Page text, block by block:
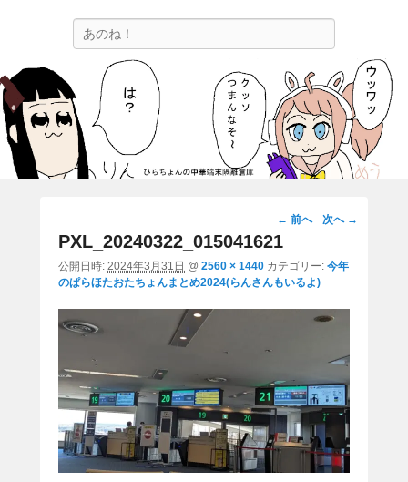
ひらちょんの中華端末隔離倉庫
ほたがページ上部にある検索バーを消してくれたサイトです。
画
像
ビ
ン
← 前へ 次へ →
PXL_20240322_015041621
公開日時: 2024年3月31日 @ 2560 × 1440 カテゴリー: 今年
のぱらほたおたちょんまとめ2024(らんさんもいるよ)